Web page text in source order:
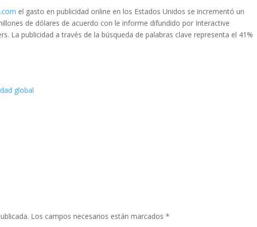
el gasto en publicidad online en los Estados Unidos se incrementó un
de dólares de acuerdo con le informe difundido por Interactive
La publicidad a través de la búsqueda de palabras clave representa el 41%
global
Los campos necesarios están marcados*